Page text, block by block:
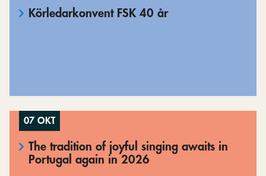
Körledarkonvent FSK 40 år
07 OKT
The tradition of joyful singing awaits in
Portugal again in 2026